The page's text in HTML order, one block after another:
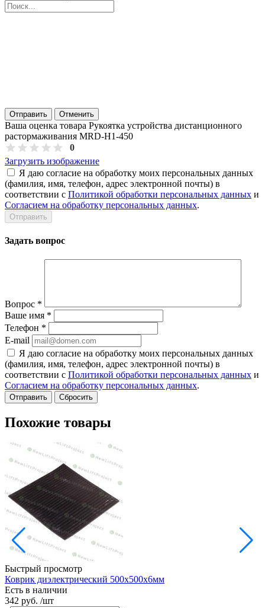
Отправить Отменить
Ваша оценка товара Рукоятка устройства дистанционного
растормаживания MRD-H1-450
0
Загрузить изображение
Я даю согласие на обработку моих персональных данных
(фамилия, имя, телефон, адрес электронной почты) в
соответствии с Политикой обработки персональных данных и
Согласием на обработку персональных данных.
Задать вопрос
Вопрос *
Ваше имя *
Телефон *
E-mail
Я даю согласие на обработку моих персональных данных
(фамилия, имя, телефон, адрес электронной почты) в
соответствии с Политикой обработки персональных данных и
Согласием на обработку персональных данных.
Сбросить
Похожие товары
Быстрый просмотр
Коврик диэлектрический 500х500х6мм
Есть в наличии
342 руб. /шт